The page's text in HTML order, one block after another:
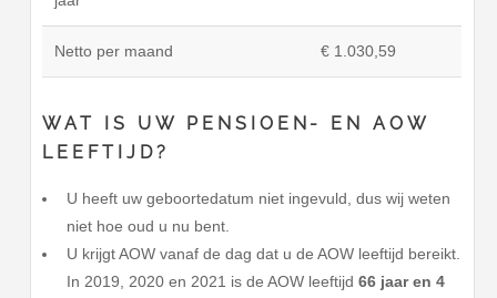
Netto per maand € 1.030,59
WAT IS UW PENSIOEN- EN AOW
LEEFTIJD?
U heeft uw geboortedatum niet ingevuld, dus wij weten
niet hoe oud u nu bent.
U krijgt AOW vanaf de dag dat u de AOW leeftijd bereikt.
In 2019, 2020 en 2021 is de AOW leeftijd 66 jaar en 4